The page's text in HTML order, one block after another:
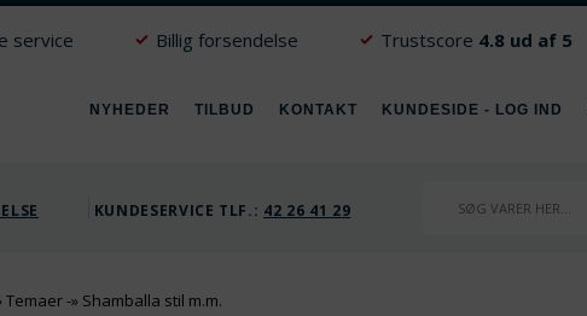
service Billig forsendelse Trustscore 4.8 ud af 5
NYHEDER TILBUD KONTAKT KUNDESIDE - LOG IND
KUNDESERVICE TLF.: 42 26 41 29
Temaer-» Shamballa stil m.m.